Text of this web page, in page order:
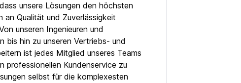
unsere Lösungen den höchsten
an Qualität und Zuverlässigkeit
unseren Ingenieuren und
bis hin zu unseren Vertriebs- und
ist jedes Mitglied unseres Teams
professionellen Kundenservice zu
selbst für die komplexesten